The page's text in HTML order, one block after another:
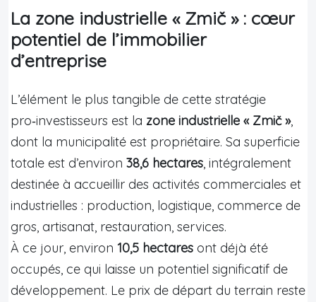
La zone industrielle « Zmič » : cœur
potentiel de l’immobilier
d’entreprise
L’élément le plus tangible de cette stratégie
pro‑investisseurs est la zone industrielle « Zmič »,
dont la municipalité est propriétaire. Sa superficie
totale est d’environ 38,6 hectares, intégralement
destinée à accueillir des activités commerciales et
industrielles : production, logistique, commerce de
gros, artisanat, restauration, services.
À ce jour, environ 10,5 hectares ont déjà été
occupés, ce qui laisse un potentiel significatif de
développement. Le prix de départ du terrain reste